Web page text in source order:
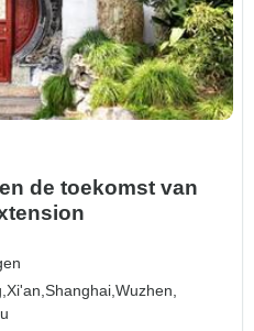
de toekomst van
Xi'an,Shanghai,Wuzhen,